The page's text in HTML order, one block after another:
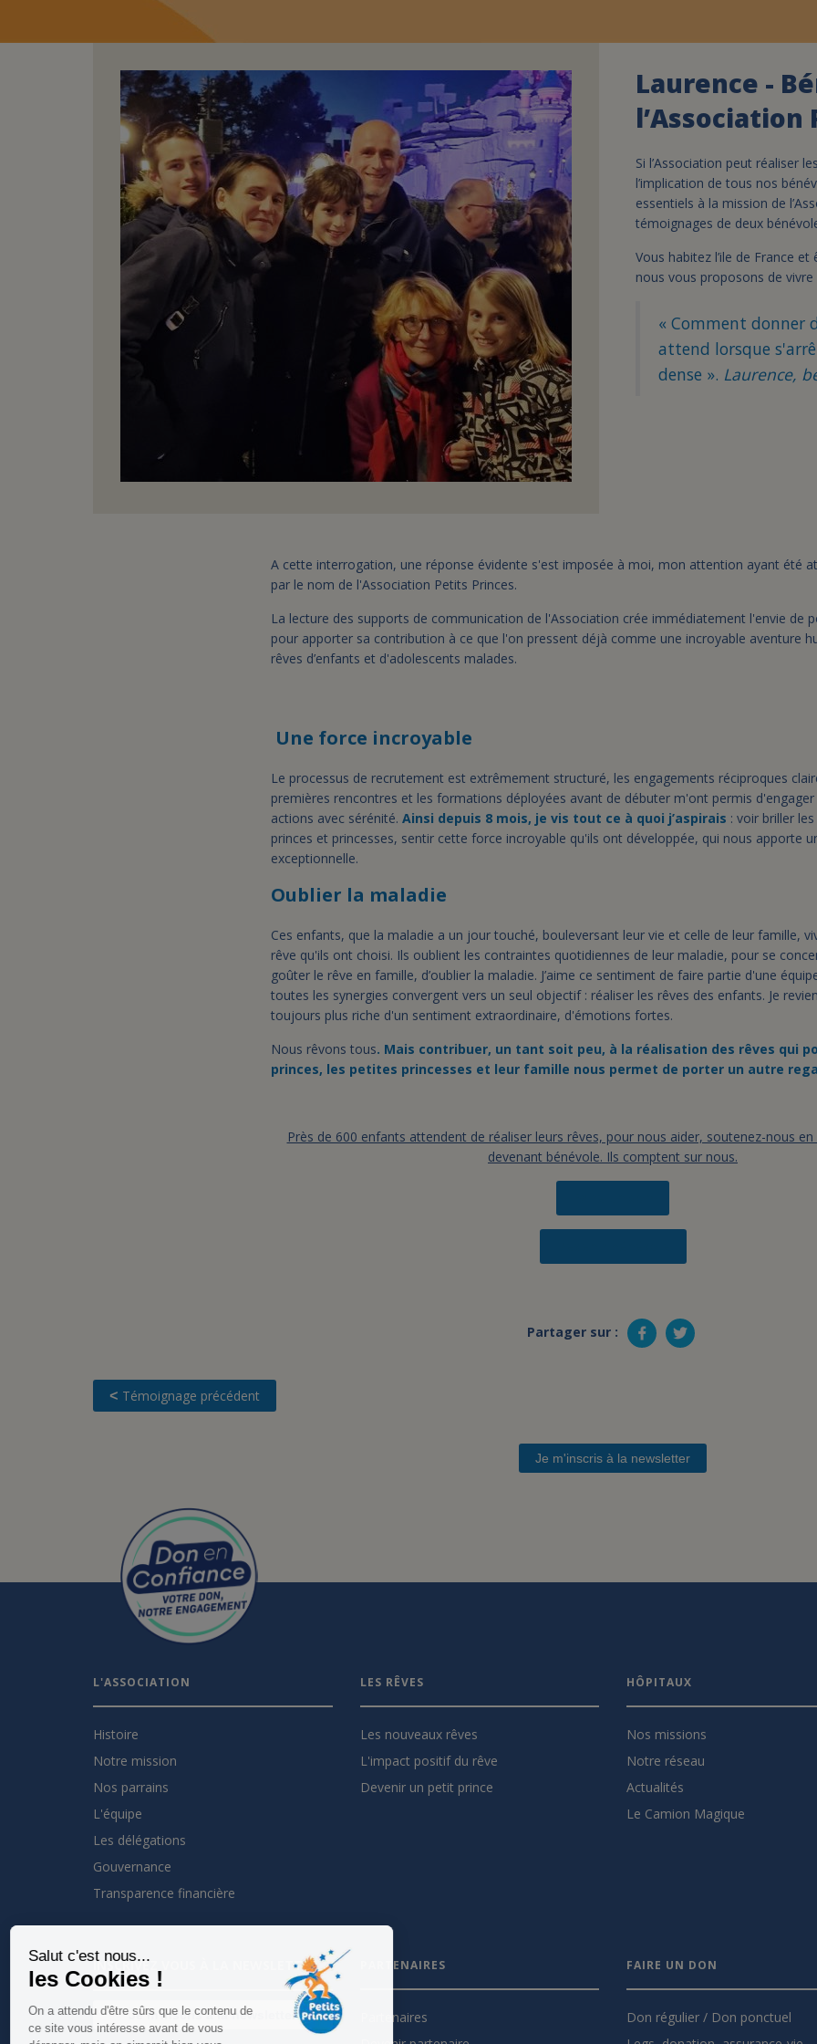
Salut c'est nous...
les Cookies !
On a attendu d'être sûrs que le contenu de
ce site vous intéresse avant de vous
Laurence -
l’Association
Si l’Association peut réaliser
l’implication de tous nos
essentiels à la mission de
témoignages de deux
Vous habitez l’ile de France
nous vous proposons de
« Comment donner
attend lorsque
dense ». Laurence,
A cette interrogation, une réponse évidente s'est imposée à moi, mon attention ayant été
par le nom de l'Association Petits Princes.
La lecture des supports de communication de l'Association crée immédiatement l'envie de
pour apporter sa contribution à ce que l'on pressent déjà comme une incroyable aventure
rêves d’enfants et d'adolescents malades.
Une force incroyable
Le processus de recrutement est extrêmement structuré, les engagements réciproques
premières rencontres et les formations déployées avant de débuter m'ont permis
actions avec sérénité. Ainsi depuis 8 mois, je vis tout ce à quoi j’aspirais : voir briller
princes et princesses, sentir cette force incroyable qu'ils ont développée, qui nous apporte
exceptionnelle.
Oublier la maladie
Ces enfants, que la maladie a un jour touché, bouleversant leur vie et celle de leur famille,
rêve qu'ils ont choisi. Ils oublient les contraintes quotidiennes de leur maladie, pour se
goûter le rêve en famille, d’oublier la maladie. J’aime ce sentiment de faire partie d'une
toutes les synergies convergent vers un seul objectif : réaliser les rêves des enfants. Je
toujours plus riche d'un sentiment extraordinaire, d'émotions fortes.
Nous rêvons tous. Mais contribuer, un tant soit peu, à la réalisation des rêves qui
princes, les petites princesses et leur famille nous permet de porter un autre
Près de 600 enfants attendent de réaliser leurs rêves, pour nous aider, soutenez-nous
devenant bénévole. Ils comptent sur nous.
Partager sur :
< Témoignage précédent
Je m'inscris à la newsletter
L'ASSOCIATION
Histoire
Notre mission
Nos parrains
L'équipe
Les délégations
Gouvernance
Transparence financière
LES RÊVES
Les nouveaux rêves
L'impact positif du rêve
Devenir un petit prince
HÔPITAUX
Nos missions
Notre réseau
Actualités
Le Camion Magique
INSCRIVEZ VOUS À LA NEWSLETTER
Je m'inscris à la newsletter
PARTENAIRES
Partenaires
FAIRE UN DON
Don régulier / Don ponctuel